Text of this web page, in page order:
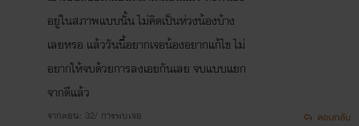
ต่อ1ตอน แต่ไม่เกิน3วันถ้าเกินจะแจ้งเหตุผล
และไม่มีการดองนิยายเน้อ
อยู่ในสภาพแบบนั้น ไม่คิดเป็นห่วงน้องบ้าง
เลยหรอ แล้ววันนี้อยากเจอน้องอยากแก้ไข ไม่
อยากให้จบด้วยการลงเอยกันเลย จบแบบแยก
จากดีแล้ว
จากตอน: 32/ การพบเจอ ตอบกลับ